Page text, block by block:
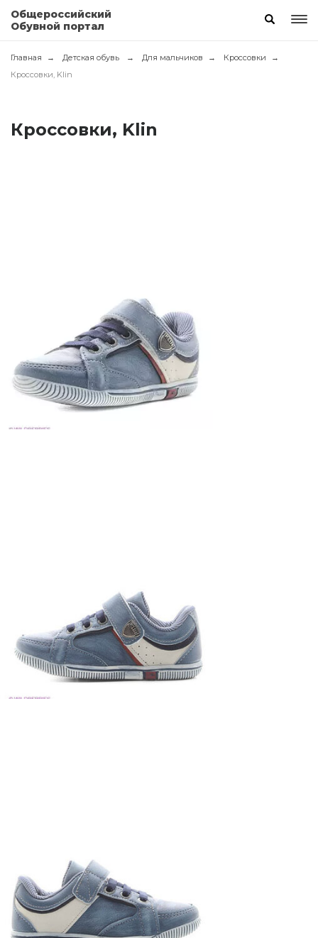
Общероссийский
Обувной портал
Главная Детская обувь Для мальчиков
Кроссовки
Кроссовки, Klin
Кроссовки, Klin